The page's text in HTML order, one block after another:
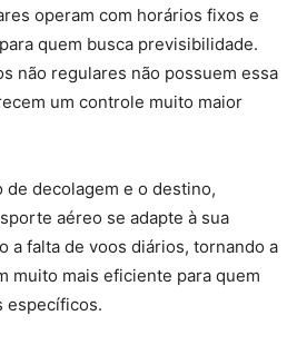
operam com horários fixos e
quem busca previsibilidade.
não regulares não possuem essa
um controle muito maior
de decolagem e o destino,
aéreo se adapte à sua
a falta de voos diários, tornando a
muito mais eficiente para quem
específicos.